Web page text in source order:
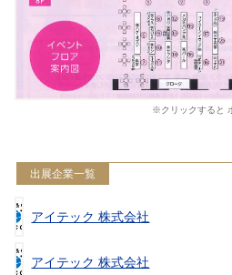
※クリックすると
出展企業一覧
アイテック 株式会社
アイテック 株式会社